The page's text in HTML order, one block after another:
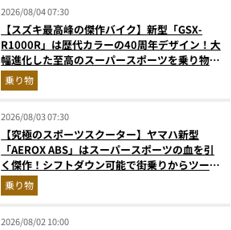
2026/08/04 07:30
【スズキ最高峰の傑作バイク】新型「GSX-
R1000R」は歴代カラーの40周年デザイン！大
幅進化した至高のスーパースポーツを乗り物ラ
イターが解説
乗り物
2026/08/03 07:30
【究極のスポーツスクーター】ヤマハ新型
「AEROX ABS」はスーパースポーツの血を引
く傑作！シフトダウン可能で街乗りからツーリ
ングまで最強
乗り物
2026/08/02 10:00